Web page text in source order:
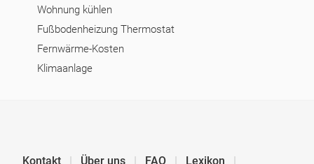
Wohnung kühlen
Fußbodenheizung Thermostat
Fernwärme-Kosten
Klimaanlage
Kontakt Über uns FAQ Lexikon